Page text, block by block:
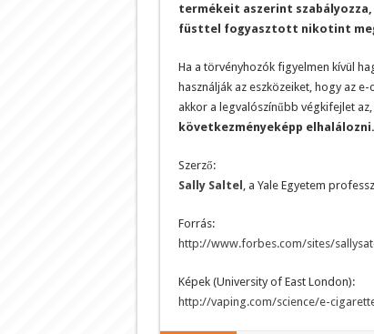
termékeit aszerint
füsttel fogyasztott nikotint
Ha a törvényhozók figyelmen kívül
használják az eszközeiket, hogy az
akkor a legvalószínűbb végkifejlet
következményeképp elhalálozni.
Szerző:
Sally Saltel , a Yale Egyetem
Forrás:
http://www.forbes.com/sites/
Képek (University of East London):
http://vaping.com/science/e-